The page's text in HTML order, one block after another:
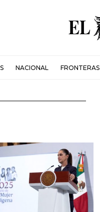
NACIONAL FRONTERAS